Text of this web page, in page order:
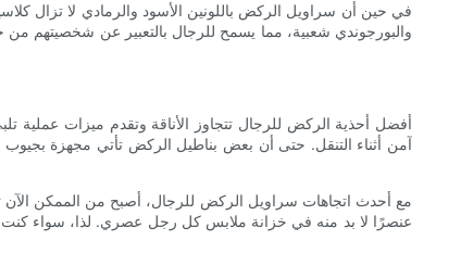
في حين أن سراويل الركض باللونين الأسود والرمادي لا تزال
والبورجوندي شعبية، مما يسمح للرجال بالتعبير عن شخصيتهم
أفضل أحذية الركض للرجال تتجاوز الأناقة وتقدم ميزات عملية
آمن أثناء التنقل. حتى أن بعض بناطيل الركض تأتي مجهزة بجيوب
مع أحدث اتجاهات سراويل الركض للرجال، أصبح من الممكن الآن
عنصرًا لا بد منه في خزانة ملابس كل رجل عصري. لذا، سواء كنت